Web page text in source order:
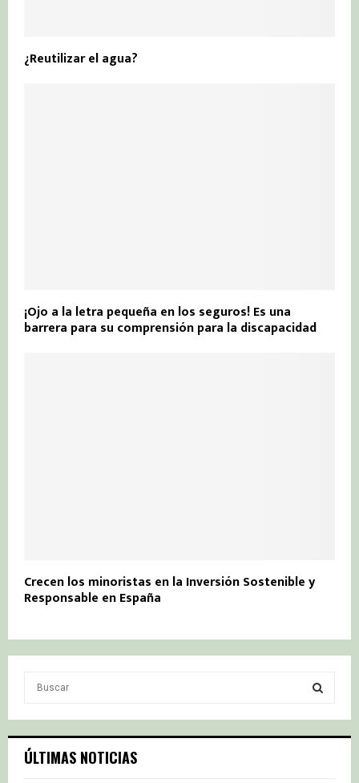
¿Reutilizar el agua?
¡Ojo a la letra pequeña en los seguros! Es una
barrera para su comprensión para la discapacidad
Crecen los minoristas en la Inversión Sostenible y
Responsable en España
c
h
S
ÚLTIMAS NOTICIAS